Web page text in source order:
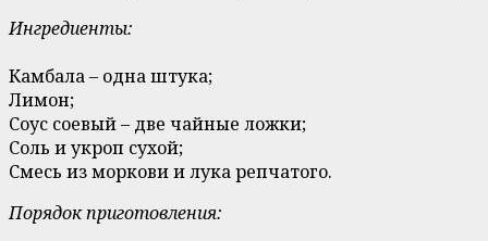
Ингредиенты:
Камбала – одна штука;
Лимон;
Соус соевый – две чайные ложки;
Соль и укроп сухой;
Смесь из моркови и лука репчатого.
Порядок приготовления: